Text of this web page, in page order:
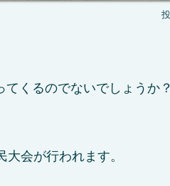
くるのでないでしょうか？
会が行われます。